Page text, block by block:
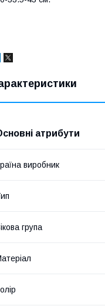
атрибути
виробник
група